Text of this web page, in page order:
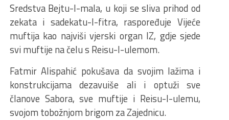
Sredstva Bejtu-l-mala, u koji se sliva prihod od
zekata i sadekatu-l-fitra, raspoređuje Vijeće
muftija kao najviši vjerski organ IZ, gdje sjede
svi muftije na čelu s Reisu-l-ulemom.
Fatmir Alispahić pokušava da svojim lažima i
konstrukcijama dezavuiše ali i optuži sve
članove Sabora, sve muftije i Reisu-l-ulemu,
svojom tobožnjom brigom za Zajednicu.